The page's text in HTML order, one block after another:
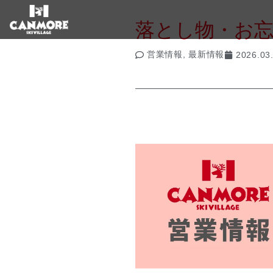
落とし物・お
営業情報 ,最新情報